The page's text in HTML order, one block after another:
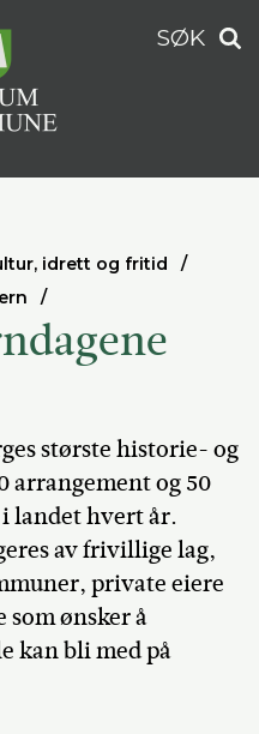
SØK
idrett og fritid
største historie- og
arrangement og 50
landet hvert år.
av frivillige lag,
private eiere
ønsker å
kan bli med på